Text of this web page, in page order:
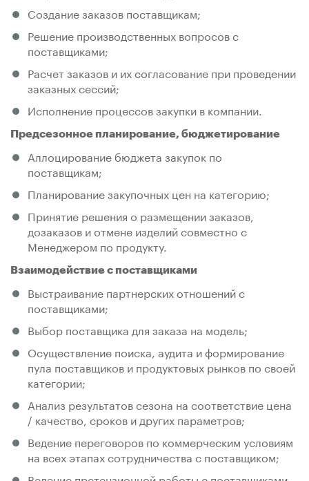
Создание заказов поставщикам;
Решение производственных вопросов с
поставщиками;
Расчет заказов и их согласование при проведении
заказных сессий;
Исполнение процессов закупки в компании.
Предсезонное планирование, бюджетирование
Аллоцирование бюджета закупок по
поставщикам;
Планирование закупочных цен на категорию;
Принятие решения о размещении заказов,
дозаказов и отмене изделий совместно с
Менеджером по продукту.
Взаимодействие с поставщиками
Выстраивание партнерских отношений с
поставщиками;
Выбор поставщика для заказа на модель;
Осуществление поиска, аудита и формирование
пула поставщиков и продуктовых рынков по своей
категории;
Анализ результатов сезона на соответствие цена
/ качество, сроков и других параметров;
Ведение переговоров по коммерческим условиям
на всех этапах сотрудничества с поставщиком;